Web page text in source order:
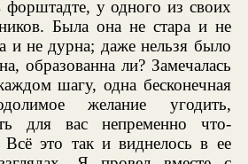
у одного из своих
Была она не стара и не
и не дурна; даже нельзя было
образованна ли? Замечалась
шагу, одна бесконечная
желание угодить,
для вас непременно что-
Всё это так и виднелось в ее